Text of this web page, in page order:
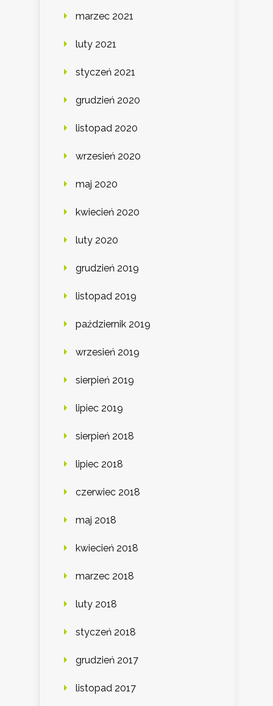
marzec 2021
luty 2021
styczeń 2021
grudzień 2020
listopad 2020
wrzesień 2020
maj 2020
kwiecień 2020
luty 2020
grudzień 2019
listopad 2019
październik 2019
wrzesień 2019
sierpień 2019
lipiec 2019
sierpień 2018
lipiec 2018
czerwiec 2018
maj 2018
kwiecień 2018
marzec 2018
luty 2018
styczeń 2018
grudzień 2017
listopad 2017